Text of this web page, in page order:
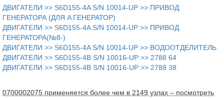
ДВИГАТЕЛИ >> S6D155-4A S/N 10014-UP >> ПРИВОД
ГЕНЕРАТОРА (ДЛЯ A ГЕНЕРАТОР)
ДВИГАТЕЛИ >> S6D155-4A S/N 10014-UP >> ПРИВОД
ГЕНЕРАТОРА(№8-)
ДВИГАТЕЛИ >> S6D155-4A S/N 10014-UP >> ВОДООТДЕЛИТЕЛЬ
ДВИГАТЕЛИ >> S6D155-4B S/N 10016-UP >> 2788 64
ДВИГАТЕЛИ >> S6D155-4B S/N 10016-UP >> 2788 38
0700002075 применяется более чем в 2149 узлах – посмотреть